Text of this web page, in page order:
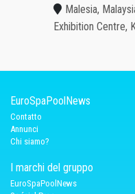
Malesia,
Exhibition Centre,
EuroSpaPoolNews
Contatto
Annunci
Chi siamo?
I marchi del gruppo
EuroSpaPoolNews